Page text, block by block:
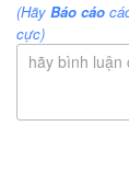
(Hãy Báo cáo
cực)
hãy bình luận